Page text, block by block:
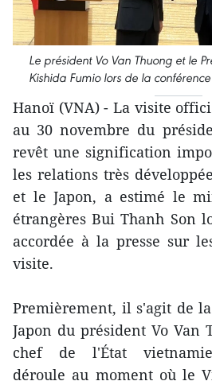
Le président Vo Van Thuong et le
Kishida Fumio lors de la
Hanoï (VNA) - La visite
au 30 novembre du
revêt une signification
les relations très
et le Japon, a estimé le
étrangères Bui Thanh Son
accordée à la presse sur
visite.
Premièrement, il s'agit de
Japon du président Vo Van
chef de l'État
déroule au moment où le